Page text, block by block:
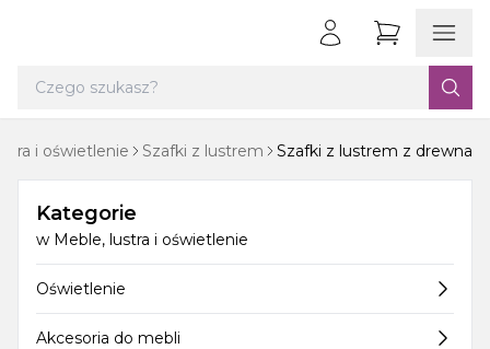
i oświetlenie Szafki z lustrem Szafki z lustrem z drewna
Kategorie
w Meble, lustra i oświetlenie
Oświetlenie
Akcesoria do mebli